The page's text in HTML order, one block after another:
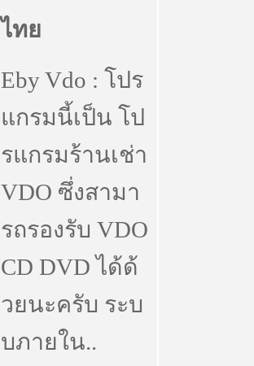
Eby Vdo : โปร
แกรมนี้เป็น โป
รแกรมร้านเช่า
VDO ซึ่งสามา
รถรองรับ VDO
CD DVD ได้ด้
วยนะครับ ระบ
บภายใน..